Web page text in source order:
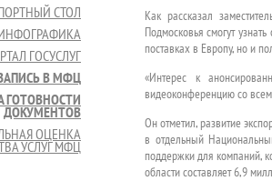
СТОЛ
ГОСУСЛУГ
В МФЦ
ГОТОВНОСТИ
ДОКУМЕНТОВ
ОЦЕНКА
УСЛУГ МФЦ
Как рассказал
Подмосковья смогут
поставках в Европу, но и
«Интерес к
видеоконференцию со
Он отметил, развитие
в отдельный
поддержки для компаний,
области составляет 6,9